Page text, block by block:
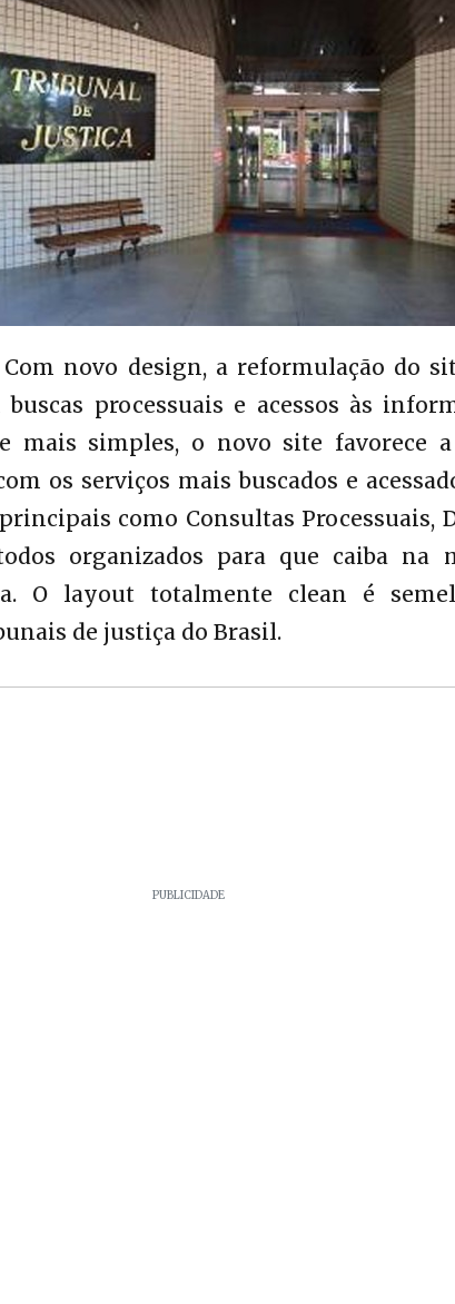
novo design, a reformulação do
processuais e acessos às
mais simples, o novo site favorece
os serviços mais buscados e
como Consultas Processuais,
organizados para que caiba na
O layout totalmente clean é
de justiça do Brasil.
PUBLICIDADE